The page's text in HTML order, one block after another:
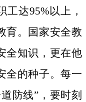
工达95%以上，
育。国家安全教
全知识，更在他
全的种子。每一
防线”，要时刻